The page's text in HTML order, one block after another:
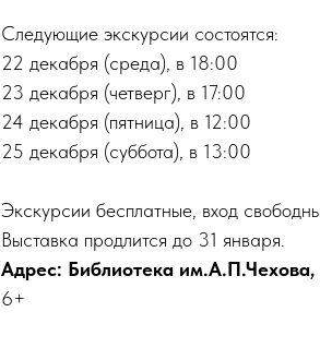
Следующие экскурсии состоятся:
22 декабря (среда), в 18:00
23 декабря (четверг), в 17:00
24 декабря (пятница), в 12:00
25 декабря (суббота), в 13:00
Экскурсии бесплатные, вход
Выставка продлится до 31 января.
Адрес: Библиотека им.А.П.Чехова,
6+